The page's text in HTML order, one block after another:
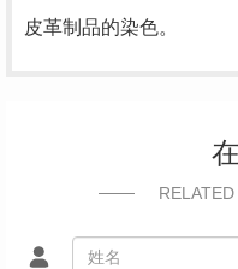
皮革制品的染色。